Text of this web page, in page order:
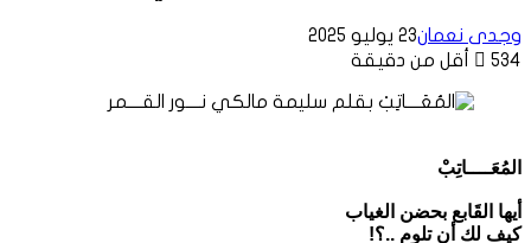
وجدى نعمان23 يوليو 2025
534
أقل من دقيقة
المُعَــــاتِبْ
أيها القَابع بحضن الغياب
كيف لك أن تلوم ..؟!